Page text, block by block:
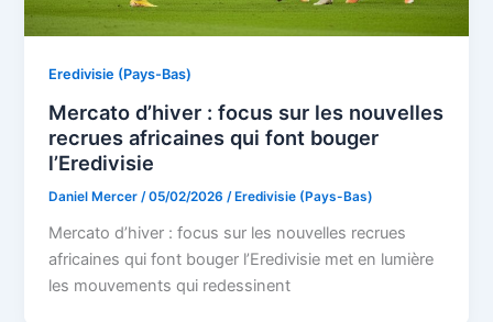
Eredivisie (Pays-Bas)
Mercato d’hiver : focus sur les nouvelles
recrues africaines qui font bouger
l’Eredivisie
Daniel Mercer/05/02/2026/ Eredivisie (Pays-Bas)
Mercato d’hiver : focus sur les nouvelles recrues
africaines qui font bouger l’Eredivisie met en lumière
les mouvements qui redessinent